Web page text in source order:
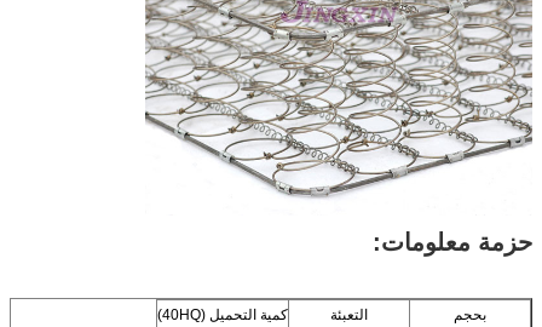
حزمة معلومات:
بحجم التعبئة كمية التحميل (40HQ)